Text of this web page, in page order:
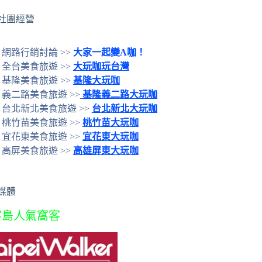
團經營
網路行銷討論 >> 大家一起變A咖！
全台美食旅遊 >> 大玩咖玩台灣
基隆美食旅遊 >> 基隆大玩咖
義二路美食旅遊 >> 基隆義二路大玩咖
台北新北美食旅遊 >> 台北新北大玩咖
桃竹苗美食旅遊 >> 桃竹苗大玩咖
宜花東美食旅遊 >> 宜花東大玩咖
高屏美食旅遊 >> 高雄屏東大玩咖
體
人氣窩客